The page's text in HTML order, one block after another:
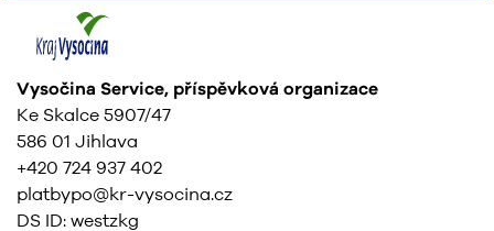
Vysočina Service, příspěvková organizace
Ke Skalce 5907/47
586 01 Jihlava
+420 724 937 402
platbypo@kr-vysocina.cz
DS ID: westzkg